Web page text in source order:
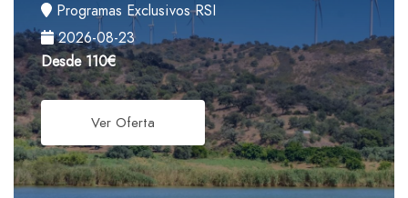
Programas Exclusivos RSI
2026-08-23
Desde110€
Ver Oferta